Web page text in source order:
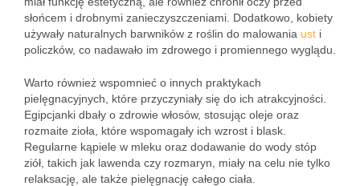
słońcem i drobnymi zanieczyszczeniami. Dodatkowo, kobiety
używały naturalnych barwników z roślin do malowania ust i
policzków, co nadawało im zdrowego i promiennego wyglądu.
Warto również wspomnieć o innych praktykach
pielęgnacyjnych, które przyczyniały się do ich atrakcyjności.
Egipcjanki dbały o zdrowie włosów, stosując oleje oraz
rozmaite zioła, które wspomagały ich wzrost i blask.
Regularne kąpiele w mleku oraz dodawanie do wody stóp
ziół, takich jak lawenda czy rozmaryn, miały na celu nie tylko
relaksację, ale także pielęgnację całego ciała.